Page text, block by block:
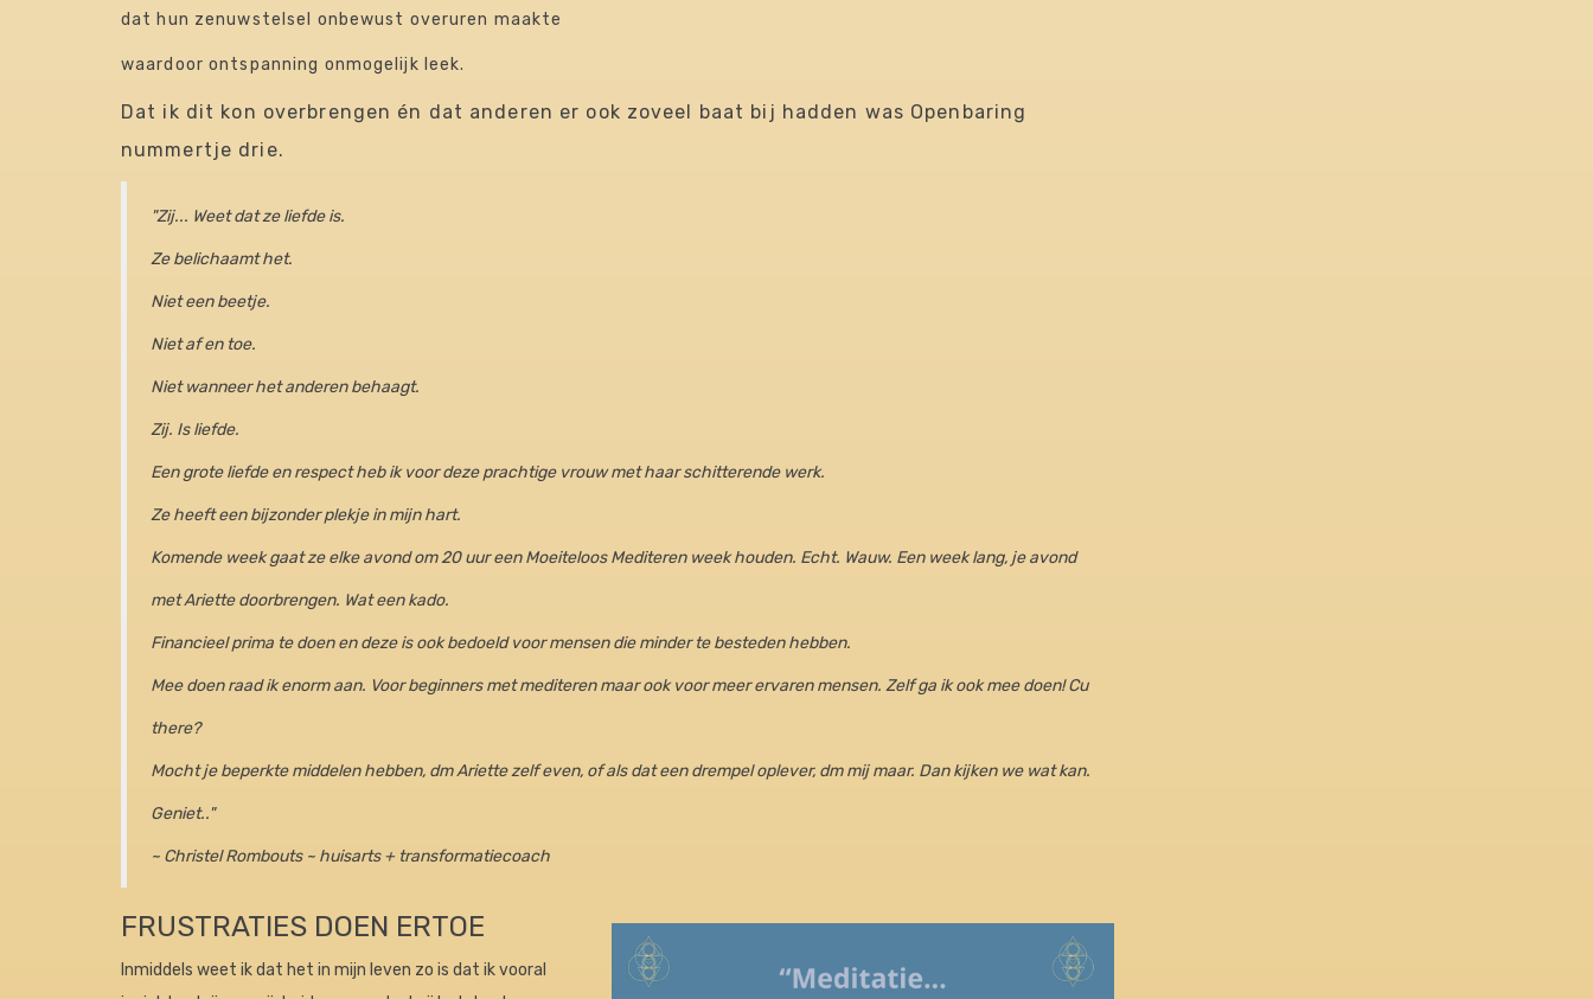
​dat hun zenuwstelsel onbewust overuren maakte
​waardoor ontspanning onmogelijk leek.
Dat ik dit kon overbrengen én dat anderen er ook zoveel baat bij hadden ​was Openbaring
nummertje drie.​​
"Zij... Weet dat ze liefde is.
Ze belichaamt het.
Niet een beetje.
Niet af en toe.
Niet wanneer het anderen behaagt.
Zij. Is liefde.
Een grote liefde en respect heb ik voor deze prachtige vrouw met haar schitterende werk.
Ze heeft een bijzonder plekje in mijn hart.
Komende week gaat ze elke avond om 20 uur een Moeiteloos Mediteren week houden. Echt. Wauw. Een week lang, je avond
met Ariette doorbrengen. Wat een kado.
Financieel prima te doen en deze is ook bedoeld voor mensen die minder te besteden hebben.
Mee doen raad ik enorm aan. Voor beginners met mediteren maar ook voor meer ervaren mensen. Zelf ga ik ook mee doen! Cu
there?
Mocht je beperkte middelen hebben, dm Ariette zelf even, of als dat een drempel oplever, dm mij maar. Dan kijken we wat kan.
Geniet.."
~ Christel Rombouts ~ huisarts + transformatiecoach
FRUSTRATIES DOEN ERTOE
Inmiddels weet ik dat het in mijn leven zo is dat ik vooral